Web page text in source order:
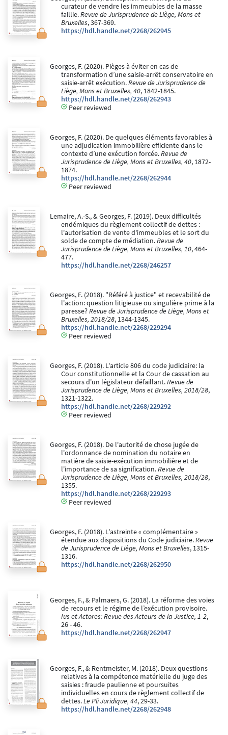
curateur de vendre les immeubles de la masse
faillie.Revue de Jurisprudence de Liège, Mons et
Bruxelles, 367-369.
https://hdl.handle.net/2268/262945
Georges, F. (2020). Pièges à éviter en cas de
transformation d’une saisie-arrêt conservatoire en
saisie-arrêt exécution.Revue de Jurisprudence de
Liège, Mons et Bruxelles, 40, 1842-1845.
https://hdl.handle.net/2268/262943
Peer reviewed
Georges, F. (2020). De quelques éléments favorables à
une adjudication immobilière efficiente dans le
contexte d’une exécution forcée.Revue de
Jurisprudence de Liège, Mons et Bruxelles, 40, 1872-
1874.
https://hdl.handle.net/2268/262944
Peer reviewed
Lemaire, A.-S., & Georges, F. (2019). Deux difficultés
endémiques du règlement collectif de dettes :
l'autorisation de vente d'immeubles et le sort du
solde de compte de médiation.Revue de
Jurisprudence de Liège, Mons et Bruxelles, 10, 464-
477.
https://hdl.handle.net/2268/246257
Georges, F. (2018). "Référé à justice" et recevabilité de
l'action: question litigieuse ou singulière prime à la
paresse?Revue de Jurisprudence de Liège, Mons et
Bruxelles, 2018/28, 1344-1345.
https://hdl.handle.net/2268/229294
Peer reviewed
Georges, F. (2018). L'article 806 du code judiciaire: la
Cour constitutionnelle et la Cour de cassation au
secours d'un législateur défaillant.Revue de
Jurisprudence de Liège, Mons et Bruxelles, 2018/28,
1321-1322.
https://hdl.handle.net/2268/229292
Peer reviewed
Georges, F. (2018). De l'autorité de chose jugée de
l'ordonnance de nomination du notaire en
matière de saisie-exécution immobilière et de
l'importance de sa signification.Revue de
Jurisprudence de Liège, Mons et Bruxelles, 2018/28,
1355.
https://hdl.handle.net/2268/229293
Peer reviewed
Georges, F. (2018). L'astreinte « complémentaire »
étendue aux dispositions du Code judiciaire.Revue
de Jurisprudence de Liège, Mons et Bruxelles, 1315-
1316.
https://hdl.handle.net/2268/262950
Georges, F., & Palmaers, G. (2018). La réforme des voies
de recours et le régime de l’exécution provisoire.
Ius et Actores: Revue des Acteurs de la Justice, 1-2,
26 - 46.
https://hdl.handle.net/2268/262947
Georges, F., & Rentmeister, M. (2018). Deux questions
relatives à la compétence matérielle du juge des
saisies : fraude paulienne et poursuites
individuelles en cours de règlement collectif de
dettes.Le Pli Juridique, 44, 29-33.
https://hdl.handle.net/2268/262948